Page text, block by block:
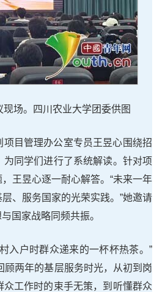
场。四川农业大学团委供图
目管理办公室专员王昱心围绕招
同学们进行了系统解读。针对项
王昱心逐一耐心解答。“未来一年
、服务国家的光荣实践。”她邀请
国家战略同频共振。
入户时群众递来的一杯杯热茶。”
两年的基层服务时光，从初到岗
工作时的束手无策，到听懂群众